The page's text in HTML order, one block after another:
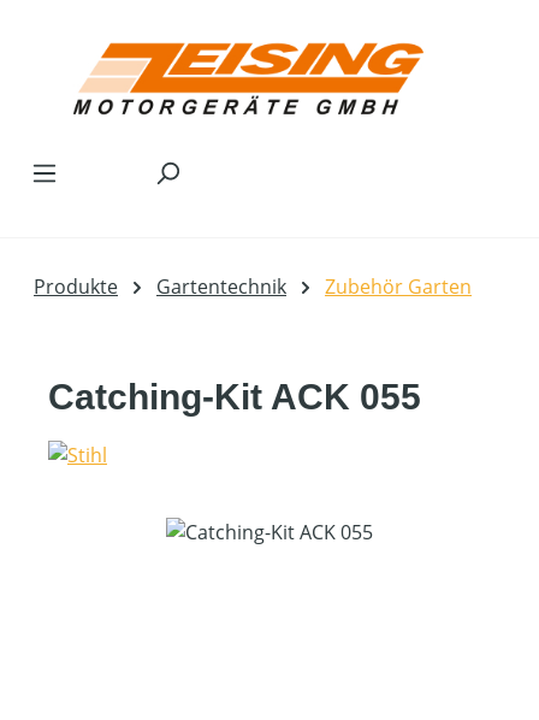
Produkte Gartentechnik Zubehör Garten
Catching-Kit ACK 055
Bildergalerie überspringen